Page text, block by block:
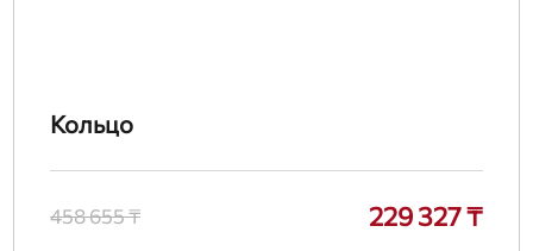
Кольцо
458 655 ₸ 229 327 ₸